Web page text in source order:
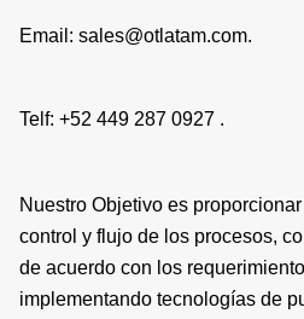
Email: sales@otlatam.com.
Telf: +52 449 287 0927 .
Nuestro Objetivo es
control y flujo de los procesos,
de acuerdo con los
implementando tecnologías de